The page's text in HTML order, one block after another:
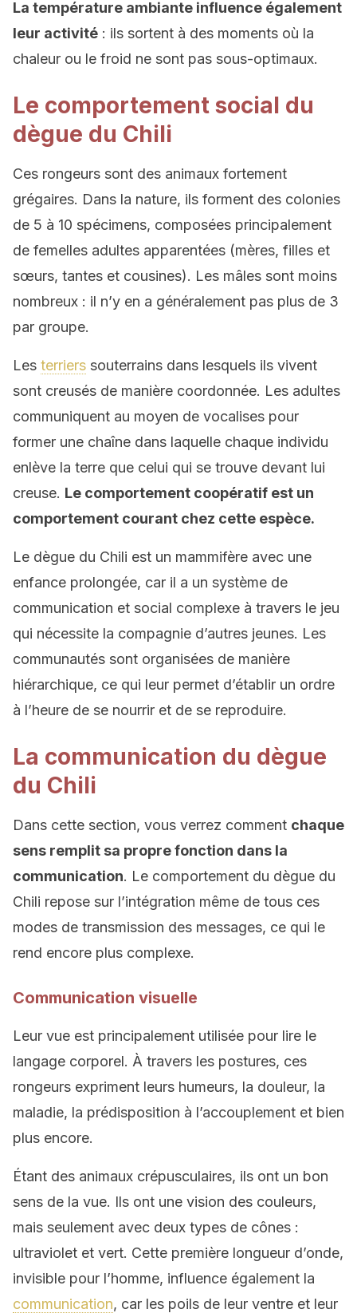
La température ambiante influence également
leur activité : ils sortent à des moments où la
chaleur ou le froid ne sont pas sous-optimaux.
Le comportement social du
dègue du Chili
Ces rongeurs sont des animaux fortement
grégaires. Dans la nature, ils forment des colonies
de 5 à 10 spécimens, composées principalement
de femelles adultes apparentées (mères, filles et
sœurs, tantes et cousines). Les mâles sont moins
nombreux : il n’y en a généralement pas plus de 3
par groupe.
Les terriers souterrains dans lesquels ils vivent
sont creusés de manière coordonnée. Les adultes
communiquent au moyen de vocalises pour
former une chaîne dans laquelle chaque individu
enlève la terre que celui qui se trouve devant lui
creuse. Le comportement coopératif est un
comportement courant chez cette espèce.
Le dègue du Chili est un mammifère avec une
enfance prolongée, car il a un système de
communication et social complexe à travers le jeu
qui nécessite la compagnie d’autres jeunes. Les
communautés sont organisées de manière
hiérarchique, ce qui leur permet d’établir un ordre
à l’heure de se nourrir et de se reproduire.
La communication du dègue
du Chili
Dans cette section, vous verrez comment chaque
sens remplit sa propre fonction dans la
communication. Le comportement du dègue du
Chili repose sur l’intégration même de tous ces
modes de transmission des messages, ce qui le
rend encore plus complexe.
Communication visuelle
Leur vue est principalement utilisée pour lire le
langage corporel. À travers les postures, ces
rongeurs expriment leurs humeurs, la douleur, la
maladie, la prédisposition à l’accouplement et bien
plus encore.
Étant des animaux crépusculaires, ils ont un bon
sens de la vue. Ils ont une vision des couleurs,
mais seulement avec deux types de cônes :
ultraviolet et vert. Cette première longueur d’onde,
invisible pour l’homme, influence également la
communication, car les poils de leur ventre et leur